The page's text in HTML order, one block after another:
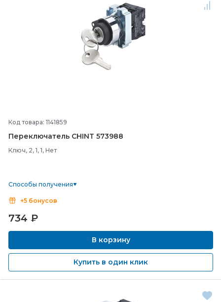
Код товара: 1141859
Переключатель CHINT 573988
Ключ, 2, 1, 1, Нет
Способы получения
+5 бонусов
734 ₽
В корзину
Купить в один клик